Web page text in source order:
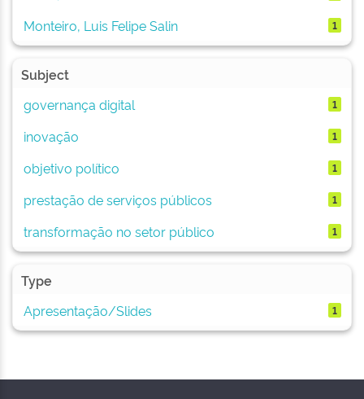
Monteiro, Luis Felipe Salin 1
Subject
governança digital
1
inovação 1
objetivo político 1
prestação de serviços públicos 1
transformação no setor público 1
Type
Apresentação/Slides
1